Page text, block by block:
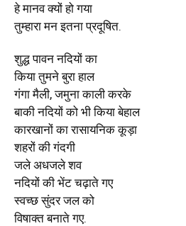
हे मानव क्यों हो गया
तुम्हारा मन इतना प्रदूषित.
शुद्ध पावन नदियों का
किया तुमने बुरा हाल
गंगा मैली, जमुना काली करके
बाकी नदियों को भी किया बेहाल
कारखानों का रासायनिक कूड़ा
शहरों की गंदगी
जले अधजले शव
नदियों की भेंट चढ़ाते गए
स्वच्छ सुंदर जल को
विषाक्त बनाते गए.